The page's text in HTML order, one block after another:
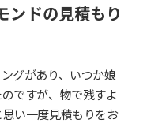
ンドの見積もり
グがあり、いつか娘
ですが、物で残すよ
い一度見積もりをお